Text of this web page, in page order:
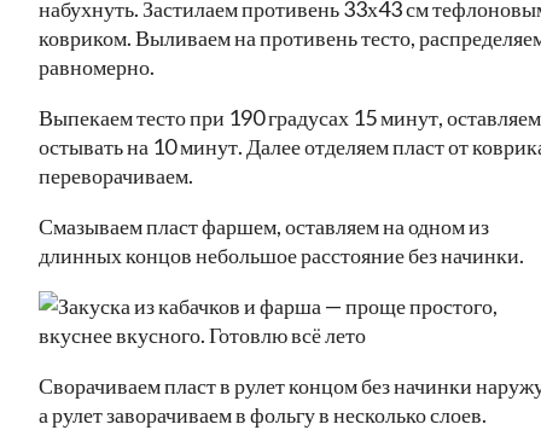
набухнуть. Застилаем противень 33х43 см
ковриком. Выливаем на противень тесто,
равномерно.
Выпекаем тесто при 190 градусах 15 минут, оставляем
остывать на 10 минут. Далее отделяем пласт от
переворачиваем.
Смазываем пласт фаршем, оставляем на одном из
длинных концов небольшое расстояние без начинки.
Сворачиваем пласт в рулет концом без начинки
а рулет заворачиваем в фольгу в несколько слоев.